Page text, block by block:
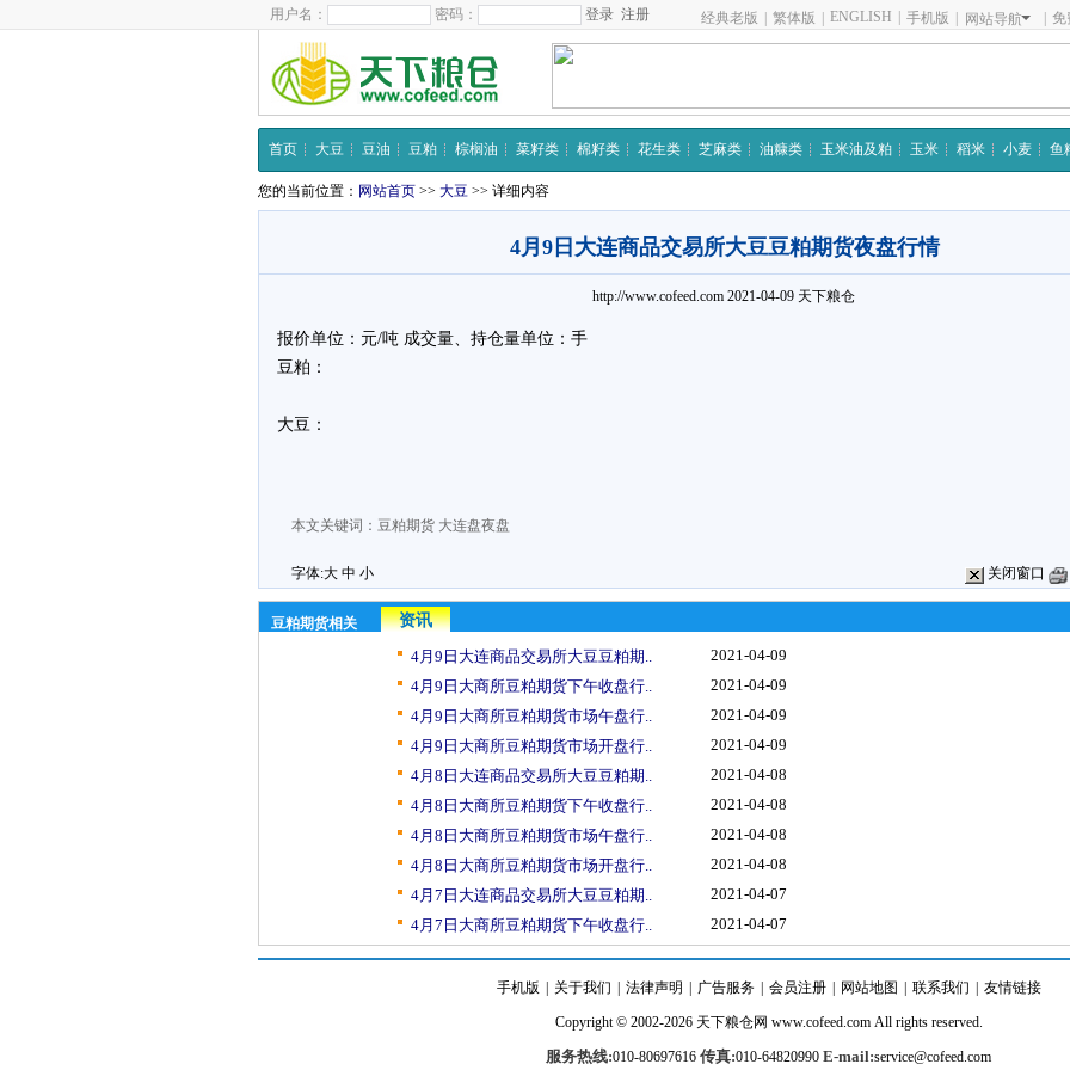
用户名： 密码： 注册 经典老版 繁体版 ENGLISH 手机版 网站导航 免
首页 大豆 豆油 豆粕 棕榈油 菜籽类 棉籽类 花生类 芝麻类 油糠类 玉米油及粕 玉米 稻米 小麦 鱼
您的当前位置： 网站首页 >> 大豆 >> 详细内容
4月9日大连商品交易所大豆豆粕期货夜盘行情
http://www.cofeed.com 2021-04-09 天下粮仓
报价单位：元/吨 成交量、持仓量单位：手
豆粕：
大豆：
本文关键词： 豆粕期货 大连盘夜盘
字体:大 中 小 关闭窗口
豆粕期货相关
资讯
4月9日大连商品交易所大豆豆粕期..
2021-04-09
4月9日大商所豆粕期货下午收盘行..
2021-04-09
4月9日大商所豆粕期货市场午盘行..
2021-04-09
4月9日大商所豆粕期货市场开盘行..
2021-04-09
4月8日大连商品交易所大豆豆粕期..
2021-04-08
4月8日大商所豆粕期货下午收盘行..
2021-04-08
4月8日大商所豆粕期货市场午盘行..
2021-04-08
4月8日大商所豆粕期货市场开盘行..
2021-04-08
4月7日大连商品交易所大豆豆粕期..
2021-04-07
4月7日大商所豆粕期货下午收盘行..
2021-04-07
手机版 关于我们 法律声明 广告服务 会员注册 网站地图 联系我们 友情链接
Copyright © 2002-2026 天下粮仓网 www.cofeed.comAll rights reserved.
服务热线:010-80697616 传真:010-64820990 E-mail:service@cofeed.com